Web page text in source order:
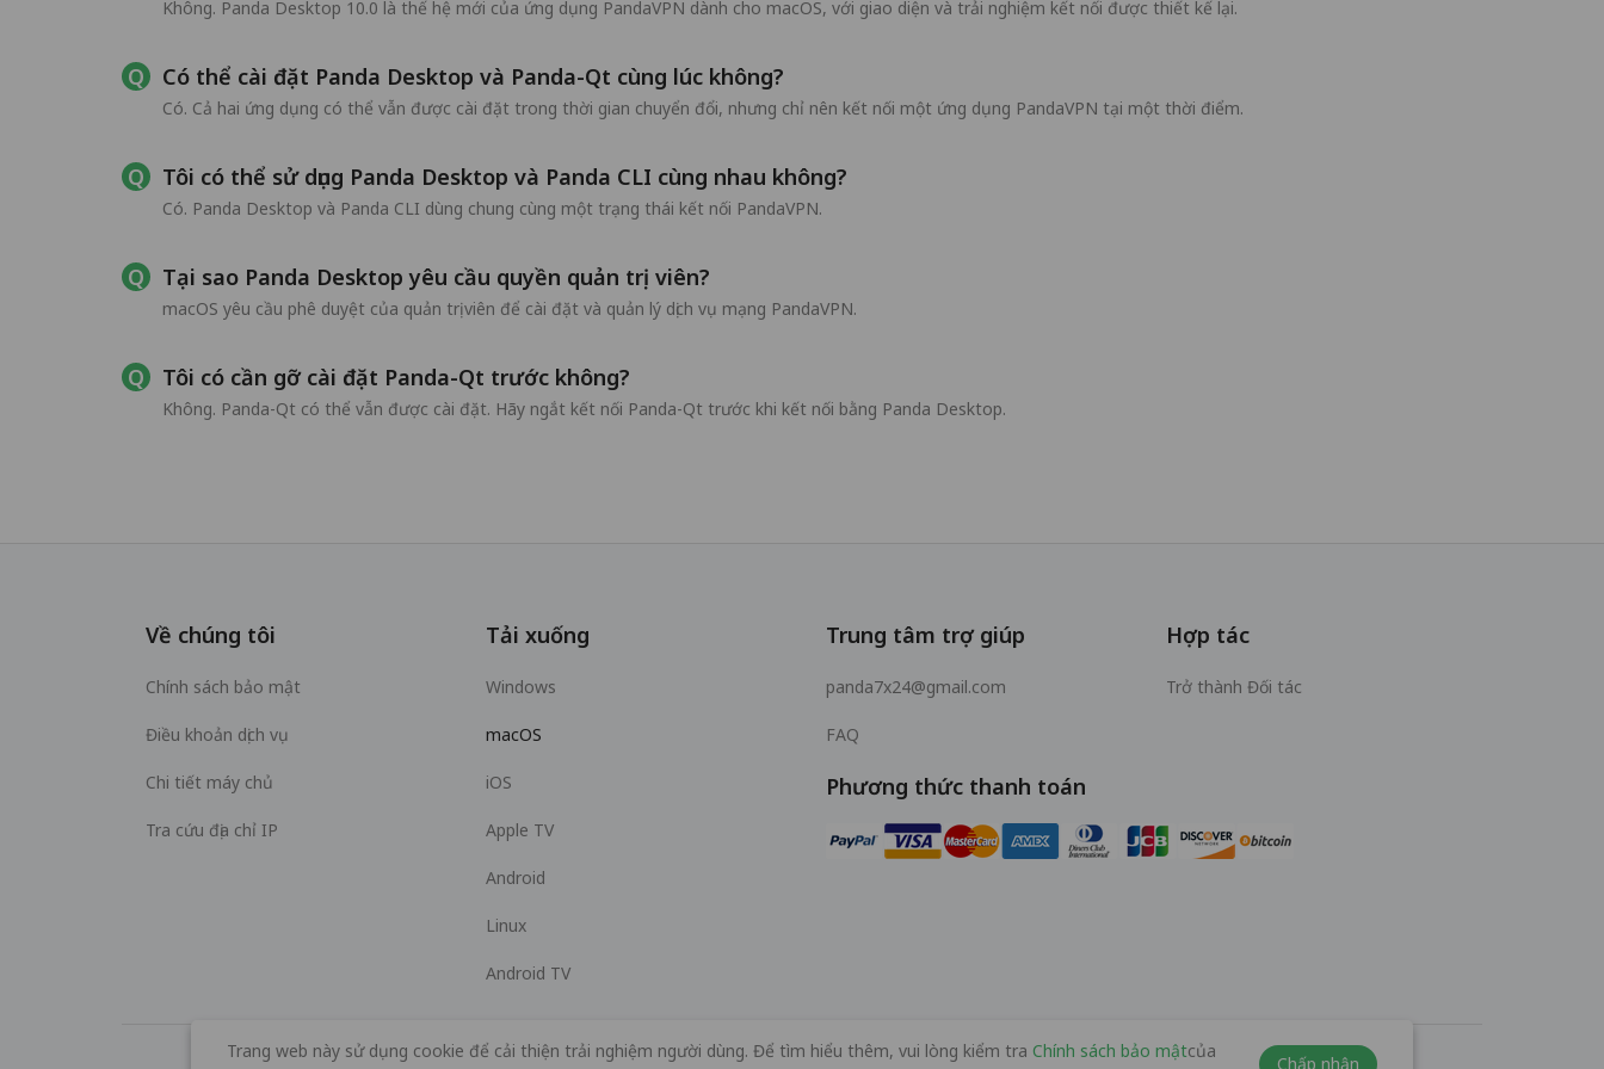
Không. Panda Desktop 10.0 là thế hệ mới của ứng dụng PandaVPN dành cho macOS, với giao diện và trải nghiệm kết nối được thiết kế lại.
Có thể cài đặt Panda Desktop và Panda-Qt cùng lúc không?
Có. Cả hai ứng dụng có thể vẫn được cài đặt trong thời gian chuyển đổi, nhưng chỉ nên kết nối một ứng dụng PandaVPN tại một thời điểm.
Tôi có thể sử dụng Panda Desktop và Panda CLI cùng nhau không?
Có. Panda Desktop và Panda CLI dùng chung cùng một trạng thái kết nối PandaVPN.
Tại sao Panda Desktop yêu cầu quyền quản trị viên?
macOS yêu cầu phê duyệt của quản trị viên để cài đặt và quản lý dịch vụ mạng PandaVPN.
Tôi có cần gỡ cài đặt Panda-Qt trước không?
Không. Panda-Qt có thể vẫn được cài đặt. Hãy ngắt kết nối Panda-Qt trước khi kết nối bằng Panda Desktop.
Về chúng tôi
Chính sách bảo mật
Điều khoản dịch vụ
Chi tiết máy chủ
Tra cứu địa chỉ IP
Tải xuống
Windows
macOS
iOS
Apple TV
Android
Linux
Android TV
Trung tâm trợ giúp
panda7x24@gmail.com
FAQ
Hợp tác
Trở thành Đối tác
Phương thức thanh toán
Trang web này sử dụng cookie để cải thiện trải nghiệm người dùng. Để tìm hiểu thêm, vui lòng kiểm tra Chính sách bảo mậtcủa
Chấp nhận